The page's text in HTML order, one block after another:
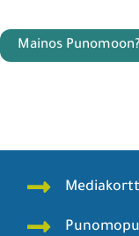
Mainos